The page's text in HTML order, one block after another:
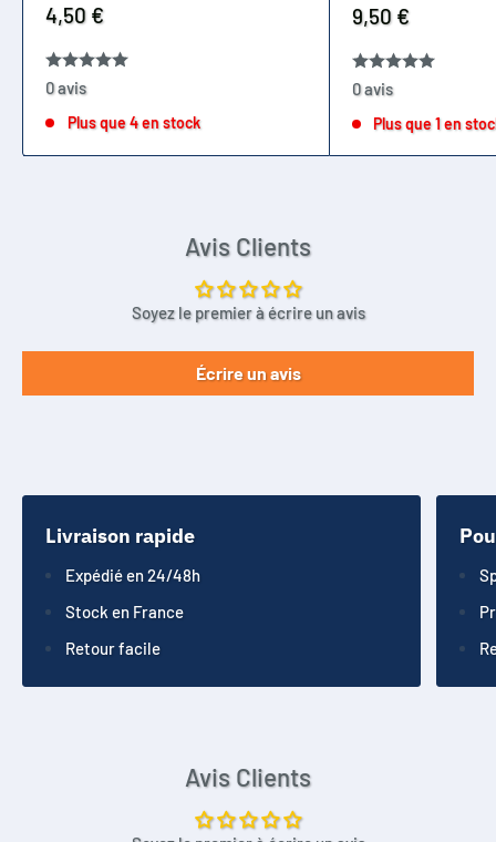
Prix
réduit
4,50 €
0 avis
Plus que 4 en stock
Prix
réduit
9,50 €
0 avis
Plus que 1 en
Avis Clients
Soyez le premier à écrire un avis
Écrire un avis
Livraison rapide
Expédié en 24/48h
Stock en France
Retour facile
Avis Clients